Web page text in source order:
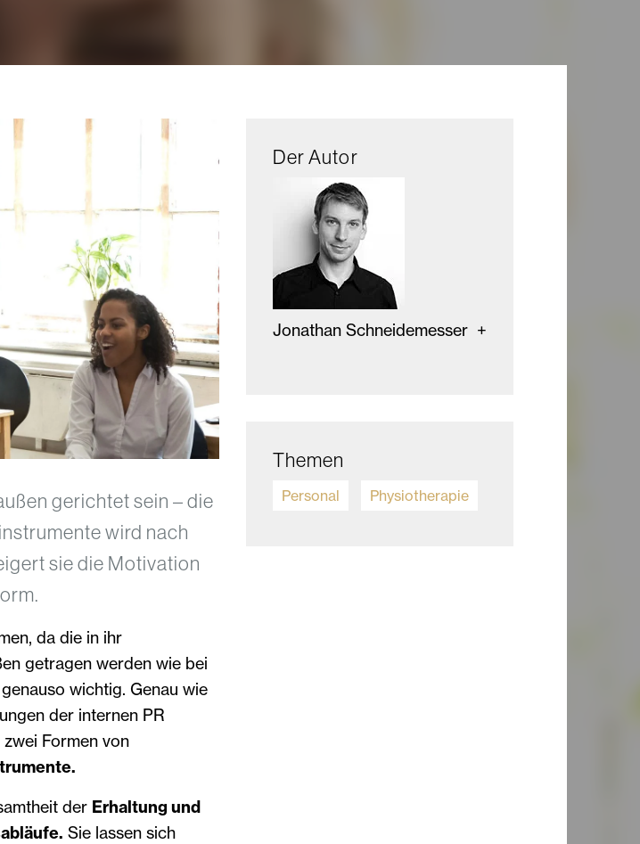
gerichtet sein – die
wird nach
sie die Motivation
da die in ihr
getragen werden wie bei
wichtig. Genau wie
der internen PR
Formen von
der Erhaltung und
Sie lassen sich
Der Autor
Jonathan Schneidemesser
Themen
Personal Physiotherapie